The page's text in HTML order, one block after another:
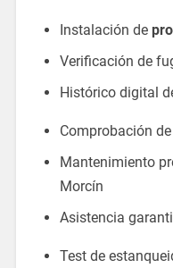
Instalación de
Verificación de
Histórico digital
Comprobación
Mantenimiento
Morcín
Asistencia
Test de